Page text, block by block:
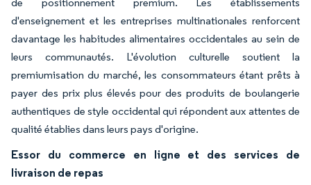
d'enseignement et les entreprises multinationales renforcent
davantage les habitudes alimentaires occidentales au sein de
leurs communautés. L'évolution culturelle soutient la
premiumisation du marché, les consommateurs étant prêts à
payer des prix plus élevés pour des produits de boulangerie
authentiques de style occidental qui répondent aux attentes de
qualité établies dans leurs pays d'origine.
Essor du commerce en ligne et des services de
livraison de repas